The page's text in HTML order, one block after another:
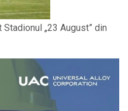
„23 August” din